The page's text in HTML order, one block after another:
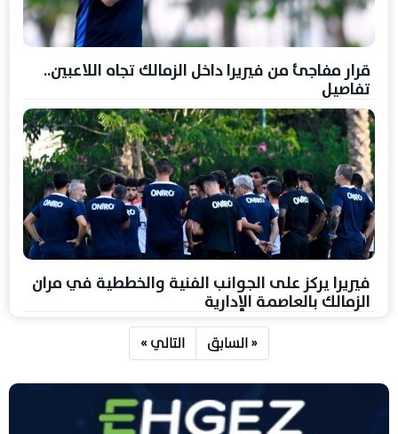
قرار مفاجئ من فيريرا داخل الزمالك تجاه اللاعبين..
تفاصيل
فيريرا يركز على الجوانب الفنية والخططية في مران
الزمالك بالعاصمة الإدارية
« السابق التالي »